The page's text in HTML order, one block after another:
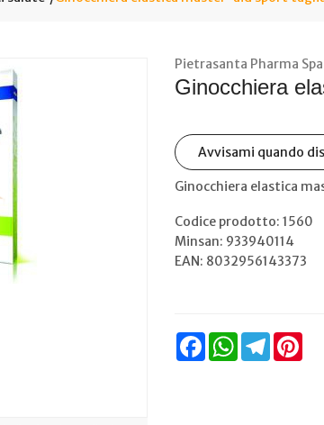
Pietrasanta Pharma Spa
Ginocchiera
Avvisami quando
Ginocchiera elastica
Codice prodotto: 1560
Minsan: 933940114
EAN: 8032956143373
FacebookWhatsAppTelegram